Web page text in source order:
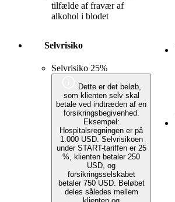
tilfælde af fravær af
alkohol i blodet
Selvrisiko
Selvrisiko 25%
Dette er det beløb,
som klienten selv skal
betale ved indtræden af en
forsikringsbegivenhed.
Eksempel:
Hospitalsregningen er på
1.000 USD. Selvrisikoen
under START-tariffen er 25
%, klienten betaler 250
USD, og
forsikringsselskabet
betaler 750 USD. Beløbet
deles således mellem